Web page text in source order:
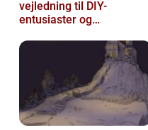
vejledning til DIY-
entusiaster og